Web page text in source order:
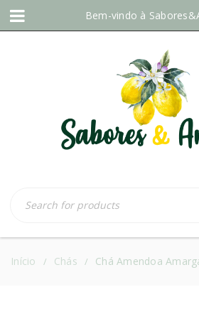
Bem-vindo à
Início / Chás / Chá Amendoa